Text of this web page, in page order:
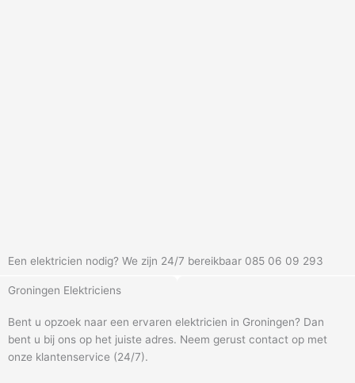
Een elektricien nodig? We zijn 24/7 bereikbaar 085 06 09 293
Groningen Elektriciens
Bent u opzoek naar een ervaren elektricien in Groningen? Dan
bent u bij ons op het juiste adres. Neem gerust contact op met
onze klantenservice (24/7).